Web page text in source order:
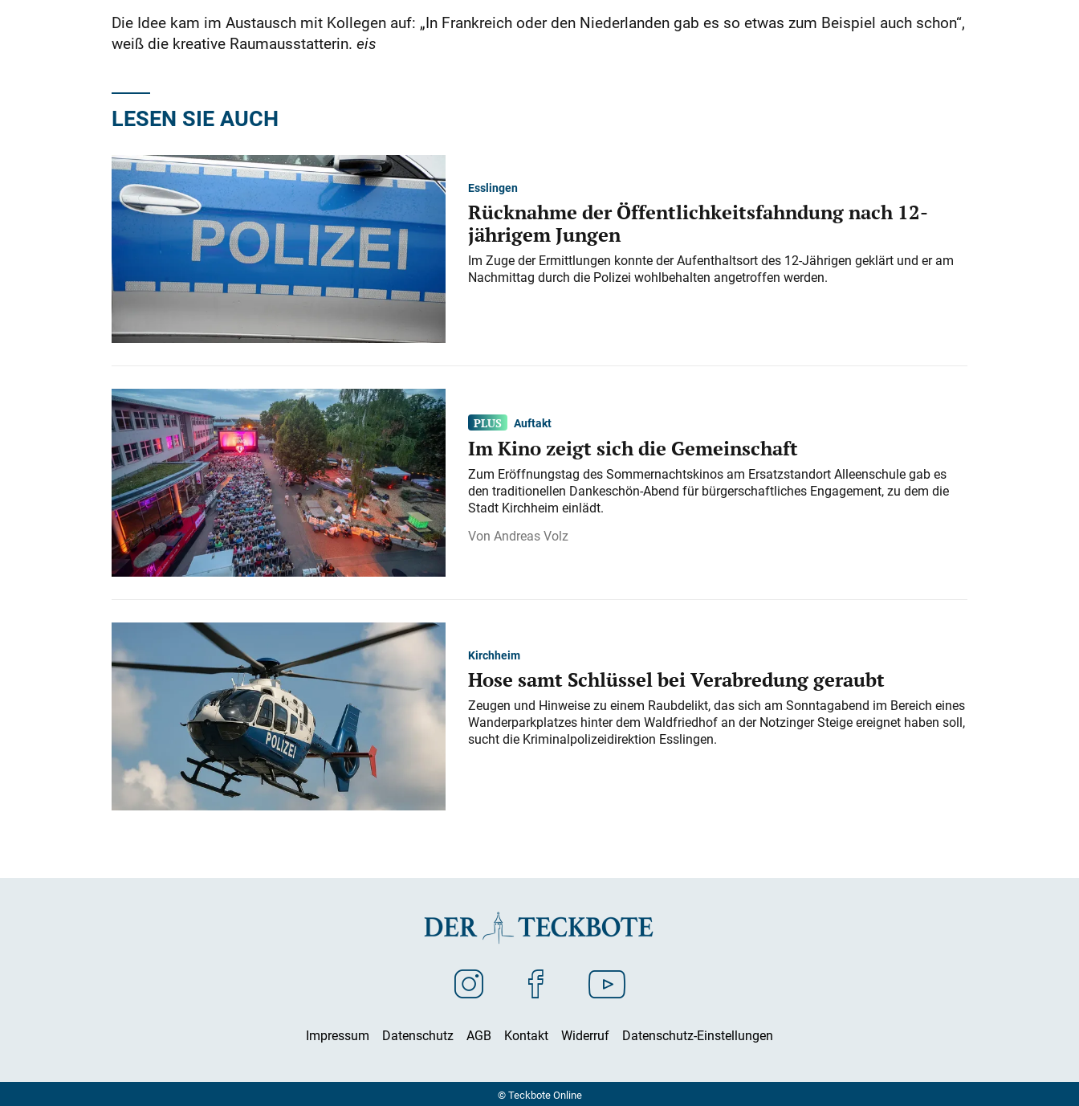
Die Idee kam im Austausch mit Kollegen auf: „In Frankreich oder den Niederlanden gab es so etwas zum Beispiel auch schon“,
weiß die kreative Raumausstatterin. eis
LESEN SIE AUCH
Esslingen
Rücknahme der Öffentlichkeitsfahndung nach 12-
jährigem Jungen
Im Zuge der Ermittlungen konnte der Aufenthaltsort des 12-Jährigen geklärt und er am
Nachmittag durch die Polizei wohlbehalten angetroffen werden.
Auftakt
Im Kino zeigt sich die Gemeinschaft
Zum Eröffnungstag des Sommernachtskinos am Ersatzstandort Alleenschule gab es
den traditionellen Dankeschön-Abend für bürgerschaftliches Engagement, zu dem die
Stadt Kirchheim einlädt.
Andreas Volz
Kirchheim
Hose samt Schlüssel bei Verabredung geraubt
Zeugen und Hinweise zu einem Raubdelikt, das sich am Sonntagabend im Bereich eines
Wanderparkplatzes hinter dem Waldfriedhof an der Notzinger Steige ereignet haben soll,
sucht die Kriminalpolizeidirektion Esslingen.
Impressum Datenschutz AGB Kontakt Widerruf Datenschutz-Einstellungen
© Teckbote Online